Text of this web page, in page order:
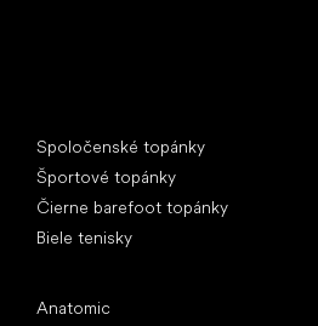
Spoločenské topánky
Športové topánky
Čierne barefoot topánky
Biele tenisky
Anatomic